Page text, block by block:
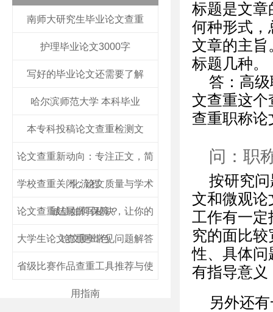
南师大研究生毕业论文查重
护理毕业论文3000字
写好的毕业论文还需要了解
哈尔滨师范大学 本科毕业
本专科投稿论文查重检测文
论文查重新动向：专注正文，简
化流程
学校查重关闭：论文质量与学术
诚信如何保障？
论文查重结尾撰写秘诀，让你的
论文更出色
大学生论文查重率常见问题解答
省级比赛作品查重工具推荐与使
用指南
标题是文章
何种形式，
文章的主旨
标题几种。
答：高
文查重这个
查重职称论
问：职
按研究
文和微观论
工作有一定
究的面比
性、具体问
有指导意义
另外还